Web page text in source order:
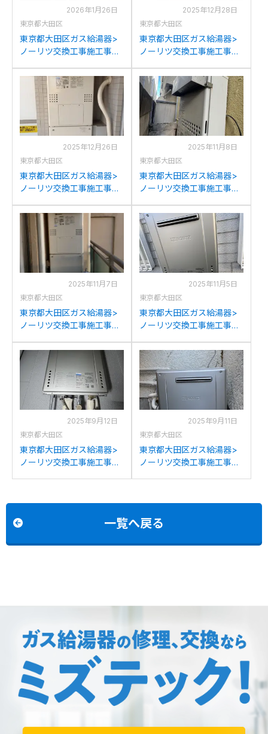
2026年1月26日
東京都大田区
東京都大田区ガス給湯器>
ノーリツ交換工事施工事
2428SAWXからノーリツ
GT-2070SAW BLへの交換
2025年12月28日
東京都大田区
東京都大田区ガス給湯器>
ノーリツ交換工事施工事
4200ARSAW3Q-56-Fから
ノーリツGTH-2454AW3H
BLへの交換
2025年12月26日
東京都大田区
東京都大田区ガス給湯器>
ノーリツ交換工事施工事
4200ARSAW3Q-56-Fから
ノーリツGTH-2454AW3H
BLへの交換
2025年11月8日
東京都大田区
東京都大田区ガス給湯器>
ノーリツ交換工事施工事
C2034WSからノーリツ
GQ-C2034WSへの交換
2025年11月7日
東京都大田区
東京都大田区ガス給湯器>
ノーリツ交換工事施工事
2413AWXHからノーリツ
GTH-2454AW3HBLへの交
2025年11月5日
東京都大田区
東京都大田区ガス給湯器>
ノーリツ交換工事施工事
C2442AWXからノーリツ
GT-C2472SAWへの交換
2025年9月12日
東京都大田区
東京都大田区ガス給湯器>
ノーリツ交換工事施工事
2025年9月11日
東京都大田区
東京都大田区ガス給湯器>
ノーリツ交換工事施工事
一覧へ戻る